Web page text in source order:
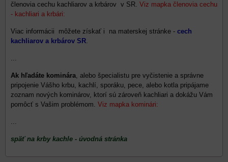
členovia cechu kachliarov a krbárov v SR. Viz mapka členovia cechu
- kachliari a krbári:
Viac informácii môžete získať i na materskej stránke - cech
kachliarov a krbárov SR.
...
Ak hľadáte kominára, alebo špecialistu pre vyčistenie a správne
pripojenie Vášho krbu, kachlí, sporáku, pece, alebo kotla pripájame
zoznam nových kominárov, ktorí sú zároveň kachliari a dokážu Vám
pomôcť s Vašim problémom. Viz mapka kominári:
...
späť na krby kachle - úvodná stránka